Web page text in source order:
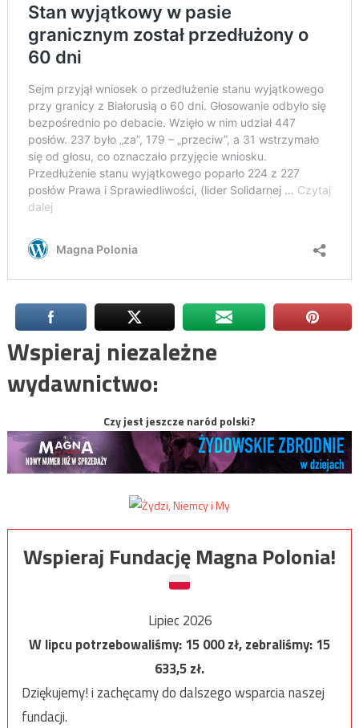
Wspieraj niezależne
wydawnictwo:
Czy jest jeszcze naród polski?
Wspieraj Fundację Magna Polonia!
Lipiec 2026
W lipcu potrzebowaliśmy:15 000zł, zebraliśmy:15
633,5zł.
Dziękujemy! i zachęcamy do dalszego wsparcia naszej
fundacji.